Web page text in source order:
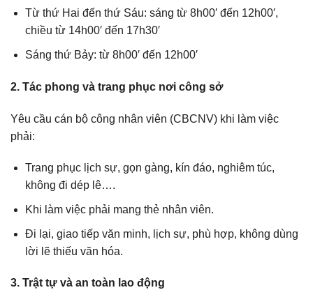
Từ thứ Hai đến thứ Sáu: sáng từ 8h00′ đến 12h00′,
chiều từ 14h00′ đến 17h30′
Sáng thứ Bảy: từ 8h00′ đến 12h00′
2. Tác phong và trang phục nơi công sở
Yêu cầu cán bộ công nhân viên (CBCNV) khi làm việc
phải:
Trang phục lịch sự, gọn gàng, kín đáo, nghiêm túc,
không đi dép lê….
Khi làm việc phải mang thẻ nhân viên.
Đi lại, giao tiếp văn minh, lịch sự, phù hợp, không dùng
lời lẽ thiếu văn hóa.
3. Trật tự và an toàn lao động